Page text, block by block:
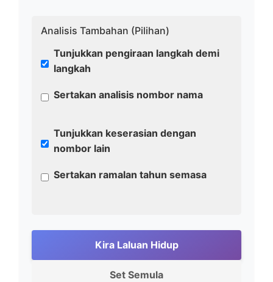
Analisis Tambahan (Pilihan)
Tunjukkan pengiraan langkah demi
langkah
Sertakan analisis nombor nama
Tunjukkan keserasian dengan
nombor lain
Sertakan ramalan tahun semasa
Kira Laluan Hidup
Set Semula